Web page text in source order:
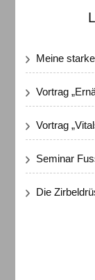
Meine
Vortrag
Vortrag
Seminar
Die